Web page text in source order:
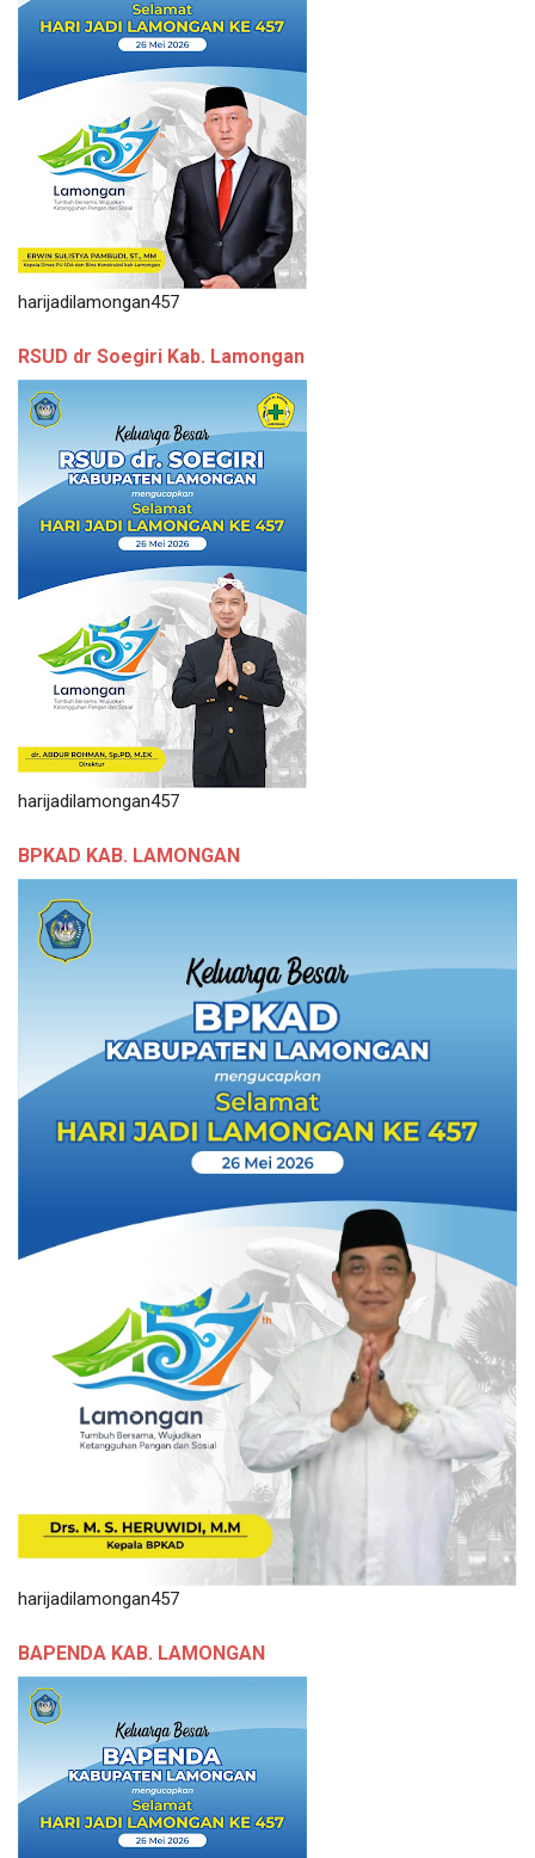
harijadilamongan457
RSUD dr Soegiri Kab. Lamongan
harijadilamongan457
BPKAD KAB. LAMONGAN
harijadilamongan457
BAPENDA KAB. LAMONGAN